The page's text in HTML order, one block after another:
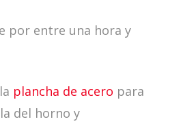
por entre una hora y
plancha de acero para
del horno y